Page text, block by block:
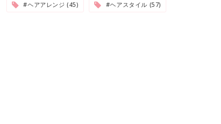
#ヘアアレンジ (45) #ヘアスタイル (57)